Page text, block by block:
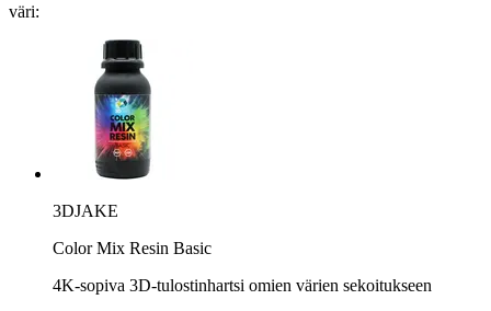
väri:
3DJAKE
Color Mix Resin Basic
4K-sopiva 3D-tulostinhartsi omien värien sekoitukseen